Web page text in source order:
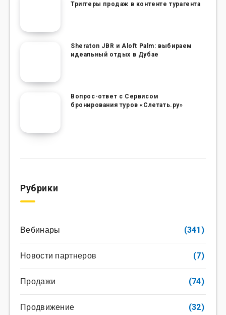
Триггеры продаж в контенте турагента
Sheraton JBR и Aloft Palm: выбираем
идеальный отдых в Дубае
Вопрос-ответ с Сервисом
бронирования туров «Слетать.ру»
Рубрики
Вебинары (341)
Новости партнеров (7)
Продажи (74)
Продвижение (32)